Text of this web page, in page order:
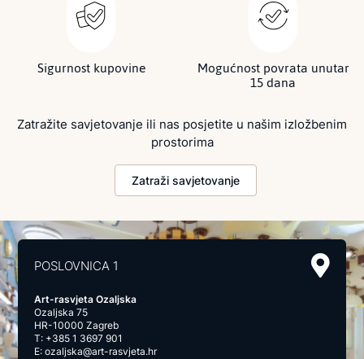
Sigurnost kupovine Mogućnost povrata unutar
15 dana
Zatražite savjetovanje ili nas posjetite u našim izložbenim
prostorima
Zatraži savjetovanje
POSLOVNICA 1
Art-rasvjeta Ozaljska
Ozaljska 75
HR-10000 Zagreb
T: +385 1 3697 901
E:ozaljska@art-rasvjeta.hr